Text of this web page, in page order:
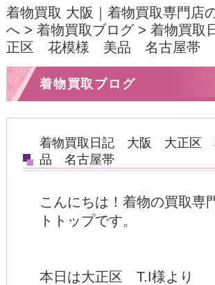
着物買取 大阪｜着物買取専門店
へ> 着物買取ブログ> 着物買
正区 花模様 美品 名古屋帯
着物買取ブログ
着物買取日記 大阪 大正区
品 名古屋帯
こんにちは！着物の買取専
トトップです。
本日は大正区 T.I様より